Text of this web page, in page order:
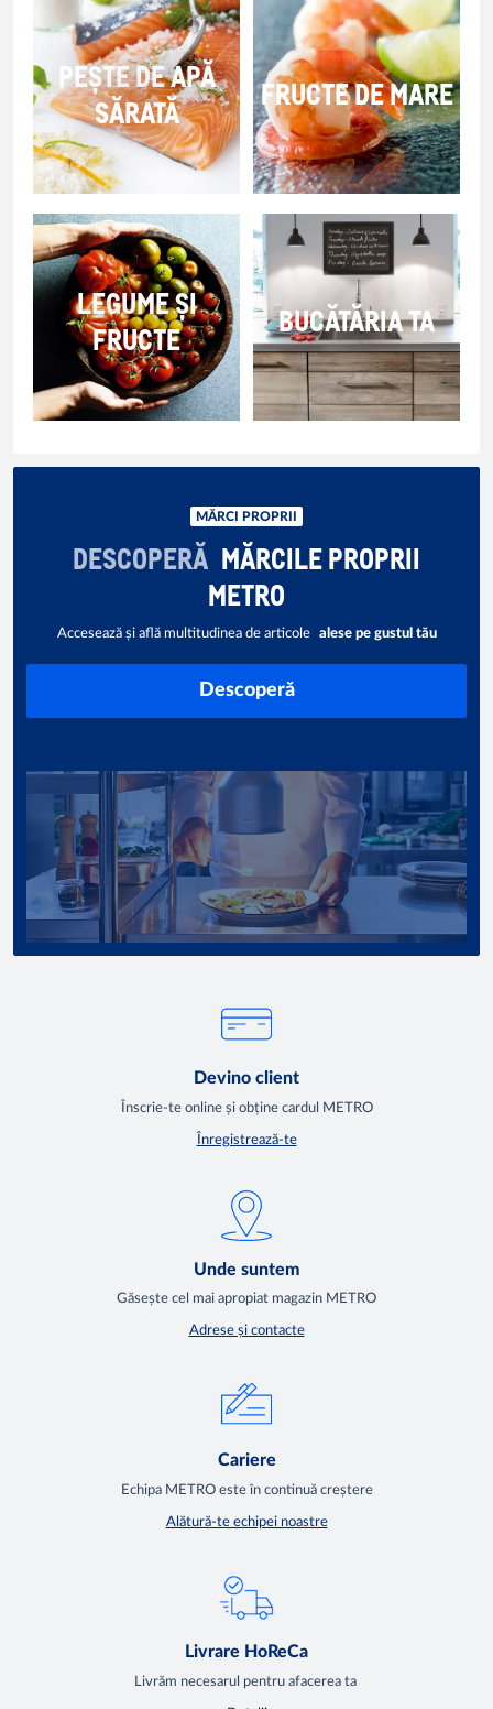
PEȘTE DE APĂ
SĂRATĂ
FRUCTE DE MARE
LEGUME ȘI
FRUCTE
BUCĂTĂRIA TA
MĂRCI PROPRII
DESCOPERĂ MĂRCILE PROPRII
METRO
Accesează și află multitudinea de articole alese pe gustul tău
Descoperă
Devino client
Înscrie-te online și obține cardul METRO
Înregistrează-te
Unde suntem
Găsește cel mai apropiat magazin METRO
Adrese și contacte
Cariere
Echipa METRO este în continuă creștere
Alătură-te echipei noastre
Livrare HoReCa
Livrăm necesarul pentru afacerea ta